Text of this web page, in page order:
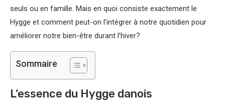
seuls ou en famille. Mais en quoi consiste exactement le
Hygge et comment peut-on l’intégrer à notre quotidien pour
améliorer notre bien-être durant l’hiver?
Sommaire
L’essence du Hygge danois